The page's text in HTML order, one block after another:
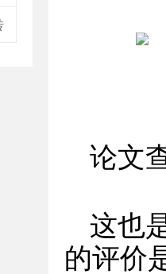
论文
这也
的评价